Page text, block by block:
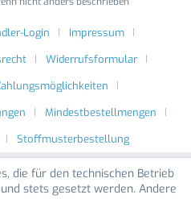
Login
Impressum
Widerrufsformular
Mindestbestellmengen
Stoffmusterbestellung
die für den technischen Betrieb
stets gesetzt werden. Andere